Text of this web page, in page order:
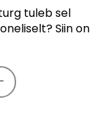
tuleb sel
Siin on